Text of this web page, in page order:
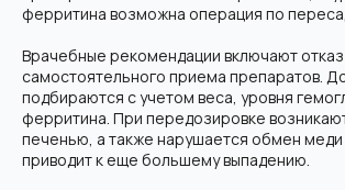
ферритина возможна операция по
Врачебные рекомендации включают
самостоятельного приема препаратов.
подбираются с учетом веса, уровня
ферритина. При передозировке
печенью, а также нарушается обмен меди
приводит к еще большему выпадению.
Услуги О клинике
Контакты
+7 (495) 182-01-81
Info@hair-back.ru
Пн-Пт: 9:00 - 20:00, Сб: 10:00 - 18:00